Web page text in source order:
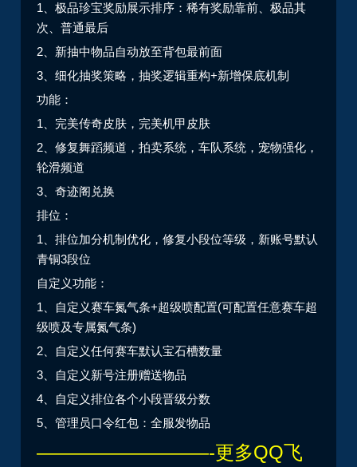
1、极品珍宝奖励展示排序：稀有奖励靠前、极品其
次、普通最后
2、新抽中物品自动放至背包最前面
3、细化抽奖策略，抽奖逻辑重构+新增保底机制
功能：
1、完美传奇皮肤，完美机甲皮肤
2、修复舞蹈频道，拍卖系统，车队系统，宠物强化，
轮滑频道
3、奇迹阁兑换
排位：
1、排位加分机制优化，修复小段位等级，新账号默认
青铜3段位
自定义功能：
1、自定义赛车氮气条+超级喷配置(可配置任意赛车超
级喷及专属氮气条)
2、自定义任何赛车默认宝石槽数量
3、自定义新号注册赠送物品
4、自定义排位各个小段晋级分数
5、管理员口令红包：全服发物品
—————————-更多QQ飞